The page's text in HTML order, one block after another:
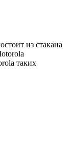
из стакана
таких